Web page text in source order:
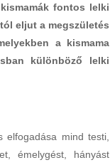
fontos lelki
eljut a megszületés
a kismama
különböző lelki
mind testi,
émelygést, hányást